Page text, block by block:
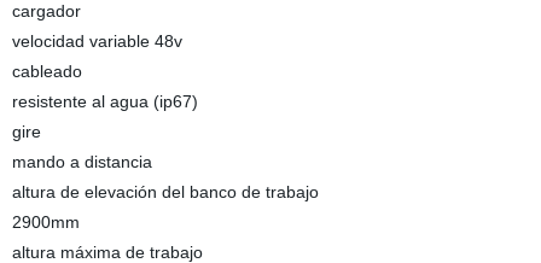
cargador
velocidad variable 48v
cableado
resistente al agua (ip67)
gire
mando a distancia
altura de elevación del banco de trabajo
2900mm
altura máxima de trabajo